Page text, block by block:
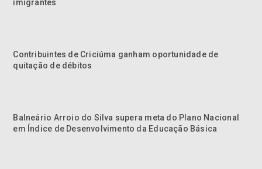
imigrantes
Contribuintes de Criciúma ganham oportunidade de
quitação de débitos
Balneário Arroio do Silva supera meta do Plano Nacional
em Índice de Desenvolvimento da Educação Básica